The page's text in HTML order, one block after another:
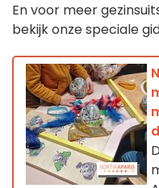
En voor meer
bekijk onze speciale